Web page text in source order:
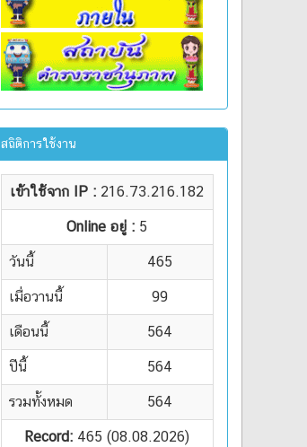
สถิติการใช้งาน
เข้าใช้จาก IP : 216.73.216.182
Online อยู่ : 5
วันนี้ 465
เมื่อวานนี้ 99
เดือนนี้ 564
ปีนี้ 564
รวมทั้งหมด 564
Record: 465 (08.08.2026)